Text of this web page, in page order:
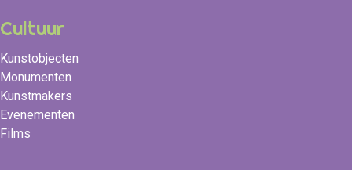
Cultuur
Kunstobjecten
Monumenten
Kunstmakers
Evenementen
Films